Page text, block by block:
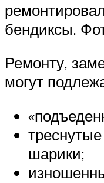
бендиксы.
Ремонту,
могут
шарики;